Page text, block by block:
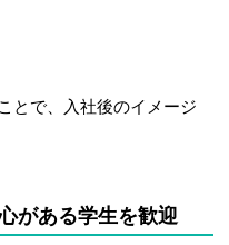
とで、入社後のイメージ
がある学生を歓迎